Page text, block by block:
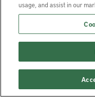
oferta de lotes
ampliamente la
de estos lotes
hipotecaria.
aprovechó la
patrones de
problema de la
usage, and assist in our